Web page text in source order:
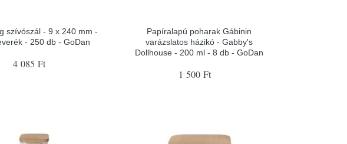
szívószál - 9 x 240 mm -
- 250 db - GoDan
4 085 Ft
Papíralapú poharak Gábinin
varázslatos házikó - Gabby's
Dollhouse - 200 ml - 8 db - GoDan
1 500 Ft